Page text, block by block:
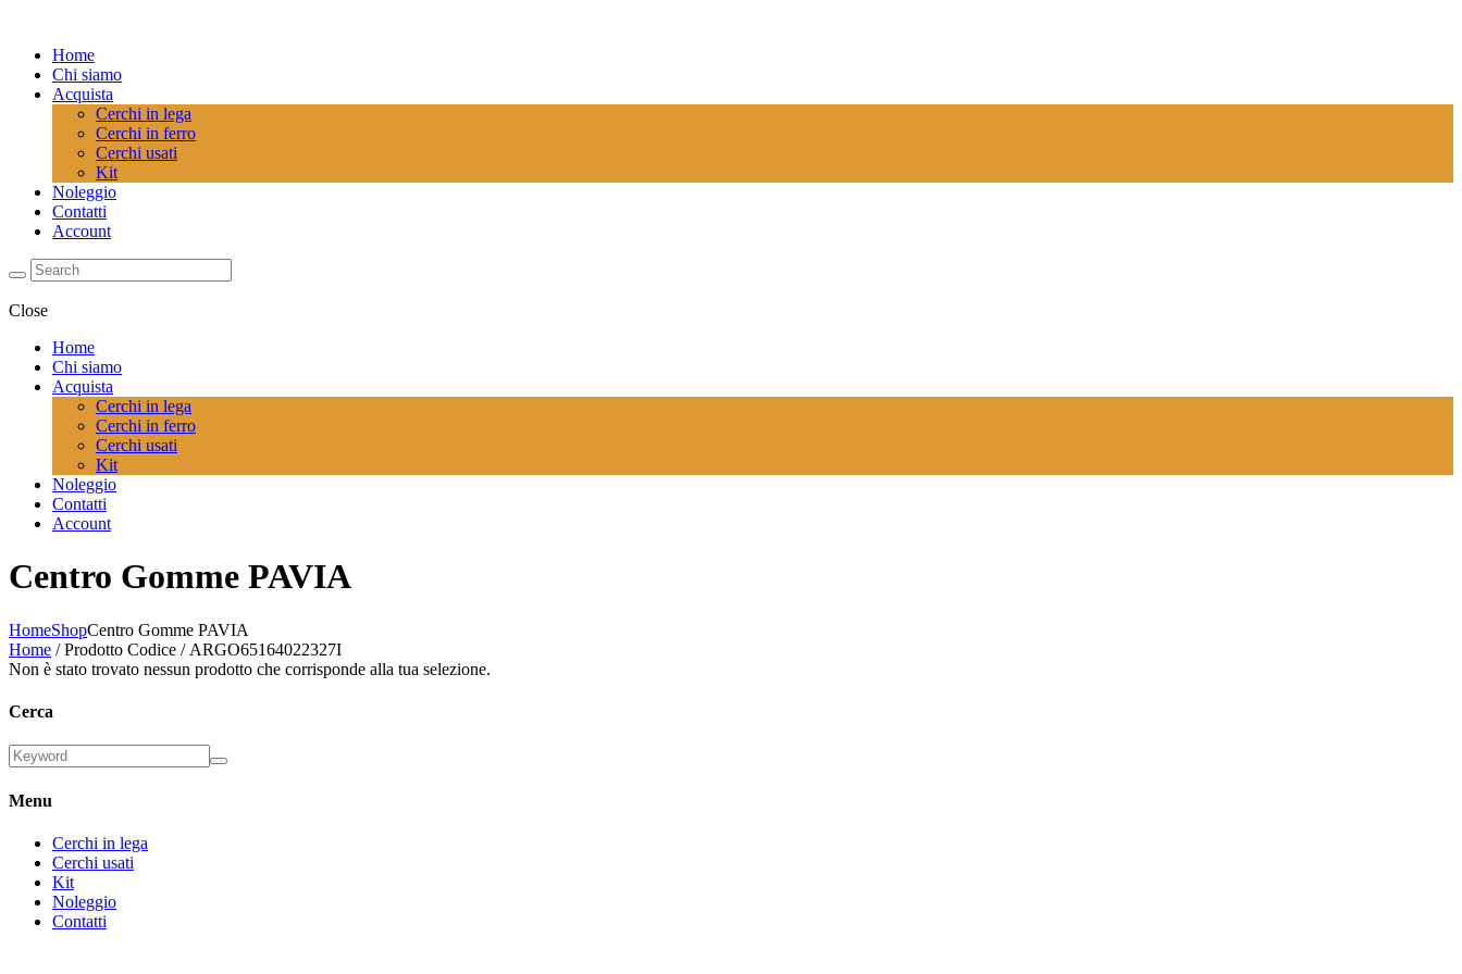
Home
Chi siamo
Acquista
Cerchi in lega
Cerchi in ferro
Cerchi usati
Kit
Noleggio
Contatti
Account
Close
Home
Chi siamo
Acquista
Cerchi in lega
Cerchi in ferro
Cerchi usati
Kit
Noleggio
Contatti
Account
Centro Gomme PAVIA
HomeShopCentro Gomme PAVIA
Home / Prodotto Codice / ARGO65164022327I
Non è stato trovato nessun prodotto che corrisponde alla tua selezione.
Cerca
Menu
Cerchi in lega
Cerchi usati
Kit
Noleggio
Contatti